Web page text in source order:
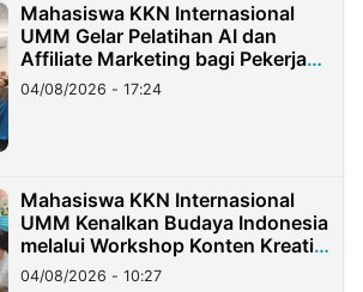
Mahasiswa KKN Internasional
UMM Gelar Pelatihan AI dan
Affiliate Marketing bagi Pekerja
Migran Indonesia di Taiwan
04/08/2026 - 17:24
Mahasiswa KKN Internasional
UMM Kenalkan Budaya Indonesia
melalui Workshop Konten Kreatif
di Taiwan
04/08/2026 - 10:27